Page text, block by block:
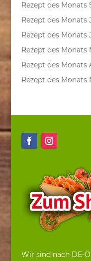
Rezept des Monats
Rezept des Monats
Rezept des Monats
Rezept des Monats
Rezept des Monats
Rezept des Monats
Wir sind nach DE-